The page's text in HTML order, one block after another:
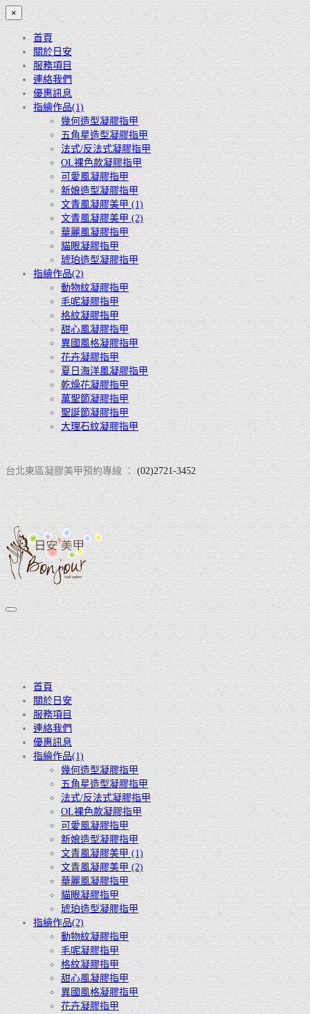
×
首頁
關於日安
服務項目
連絡我們
優惠訊息
指繪作品(1)
幾何造型凝膠指甲
五角星造型凝膠指甲
法式/反法式凝膠指甲
OL裸色款凝膠指甲
可愛風凝膠指甲
新娘造型凝膠指甲
文青風凝膠美甲 (1)
文青風凝膠美甲 (2)
華麗風凝膠指甲
貓眼凝膠指甲
琥珀造型凝膠指甲
指繪作品(2)
動物紋凝膠指甲
毛呢凝膠指甲
格紋凝膠指甲
甜心風凝膠指甲
異國風格凝膠指甲
花卉凝膠指甲
夏日海洋風凝膠指甲
乾燥花凝膠指甲
萬聖節凝膠指甲
聖誕節凝膠指甲
大理石紋凝膠指甲
台北東區凝膠美甲預約專線 ： (02)2721-3452
首頁
關於日安
服務項目
連絡我們
優惠訊息
指繪作品(1)
幾何造型凝膠指甲
五角星造型凝膠指甲
法式/反法式凝膠指甲
OL裸色款凝膠指甲
可愛風凝膠指甲
新娘造型凝膠指甲
文青風凝膠美甲 (1)
文青風凝膠美甲 (2)
華麗風凝膠指甲
貓眼凝膠指甲
琥珀造型凝膠指甲
指繪作品(2)
動物紋凝膠指甲
毛呢凝膠指甲
格紋凝膠指甲
甜心風凝膠指甲
異國風格凝膠指甲
花卉凝膠指甲